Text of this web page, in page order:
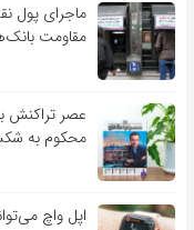
ماجرای پول
مقاومت
عصر تراکنش
محکوم به
اپل واچ